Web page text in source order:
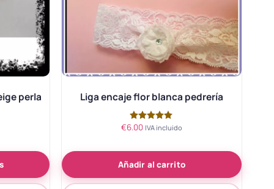
perla Liga encaje flor blanca pedrería
Valorado
de 5
€6.00 IVA incluido
Añadir al carrito